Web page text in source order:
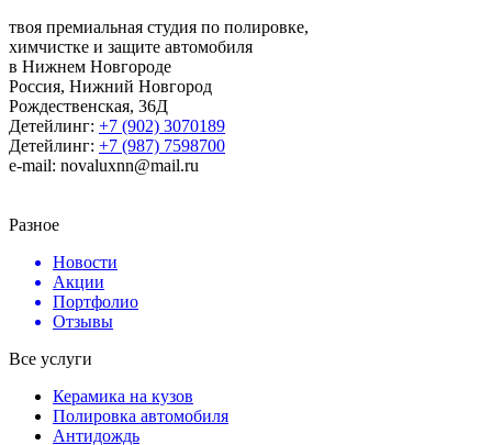
твоя премиальная студия по полировке,
химчистке и защите автомобиля
в Нижнем Новгороде
Россия, Нижний Новгород
Рождественская, 36Д
Детейлинг: +7 (902) 3070189
Детейлинг: +7 (987) 7598700
e-mail: novaluxnn@mail.ru
Разное
Новости
Акции
Портфолио
Отзывы
Все услуги
Керамика на кузов
Полировка автомобиля
Антидождь